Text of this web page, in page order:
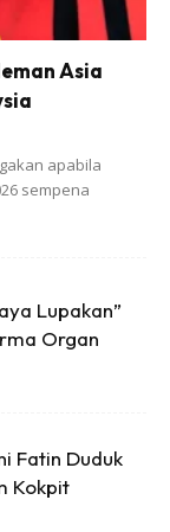
dengan
juga la..
perosak
Asia
apabila
sempena
Lupakan”
Organ
Fatin Duduk
Kokpit